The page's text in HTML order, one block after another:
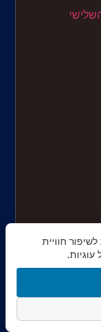
חוויית